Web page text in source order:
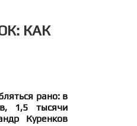
КАК
рано: в
1,5 тысячи
Куренков